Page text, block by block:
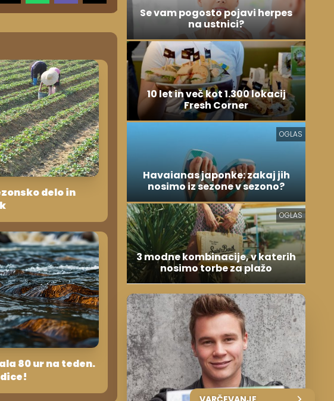
delo in
80 ur na teden.
Se vam pogosto pojavi herpes
na ustnici?
10 let in več kot 1.300 lokacij
Fresh Corner
OGLAS
Havaianas japonke: zakaj jih
nosimo iz sezone v sezono?
OGLAS
3 modne kombinacije, v katerih
nosimo torbe za plažo